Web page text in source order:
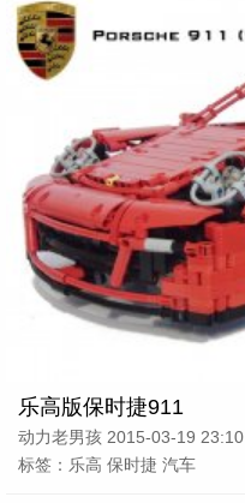
乐高版保时捷911
动力老男孩 2015-03-19 23:10
标签：乐高 保时捷 汽车